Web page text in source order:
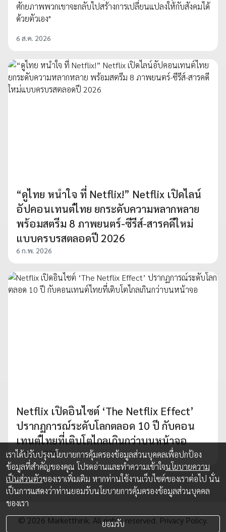
ศักยภาพพวกเขาจะกลับไปสร้างการเปลี่ยนแปลงให้กับสังคมได้
ด้วยตัวเอง"
6 ส.ค. 2026
“ดูไทย หนำใจ ที่ Netflix!” Netflix เปิดไลน์
อัปคอนเทนต์ไทย ยกระดับความหลากหลาย
พร้อมสตรีม 8 ภาพยนตร์-ซีรีส์-สารคดีใหม่
แบบครบรสตลอดปี 2026
6 ก.พ. 2026
Netflix เปิดอินไซต์ ‘The Netflix Effect’
ปรากฏการณ์ระดับโลกตลอด 10 ปี กับคอน
เทนต์ไทยที่เติบโตไกลเกินกว่าบนหน้าจอ
12 พ.ค. 2026
© 2026 Marketthink. All rights reserved. Privacy Policy.
เราได้ปรับปรุงนโยบายการคุ้มครองข้อมูลส่วนบุคคลเพื่อปกป้อง
ข้อมูลที่สำคัญของคุณ โปรดอ่านและทำความเข้าใจนโยบายความ
เป็นส่วนตัวของเราเพิ่มเติม หากท่านใช้งานเว็บไซต์ของเราต่อไป นั่น
เป็นการแสดงว่าท่านยอมรับนโยบายการคุ้มครองข้อมูลส่วนบุคคล
ของเรา
ยอมรับ